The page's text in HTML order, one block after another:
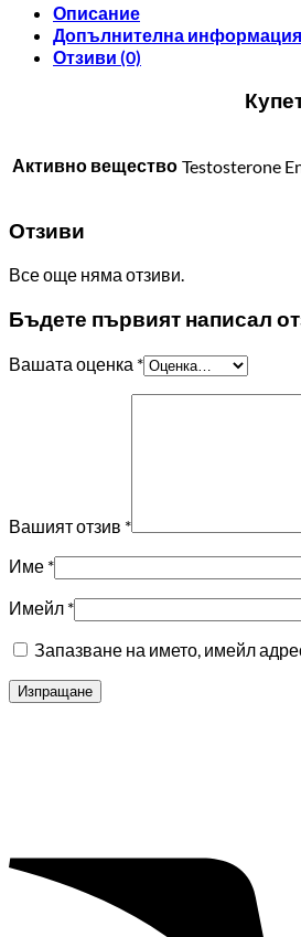
Описание
Допълнителна информация
Отзиви (0)
Активно вещество Testosterone
Отзиви
Все още няма отзиви.
Бъдете първият написал
Вашата оценка *
Вашият отзив *
Име *
Имейл *
Запазване на името, имейл